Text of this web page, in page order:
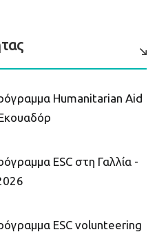
Humanitarian Aid
ESC στη Γαλλία -
ESC volunteering